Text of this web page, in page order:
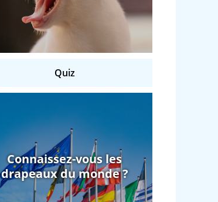
Quiz
Connaissez-vous les
drapeaux du monde ?